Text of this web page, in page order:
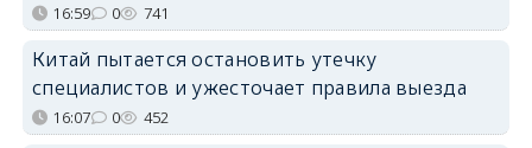
16:59 0 741
Китай пытается остановить утечку
специалистов и ужесточает правила выезда
16:07 0 452